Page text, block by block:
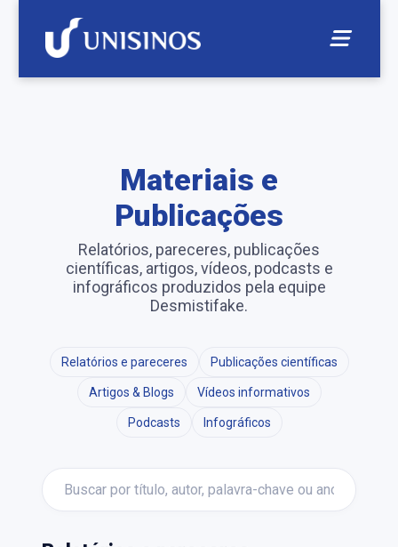
Materiais e
Publicações
Relatórios, pareceres, publicações
científicas, artigos, vídeos, podcasts e
infográficos produzidos pela equipe
Desmistifake.
Relatórios e pareceres Publicações científicas
Artigos & Blogs Vídeos informativos
Podcasts Infográficos